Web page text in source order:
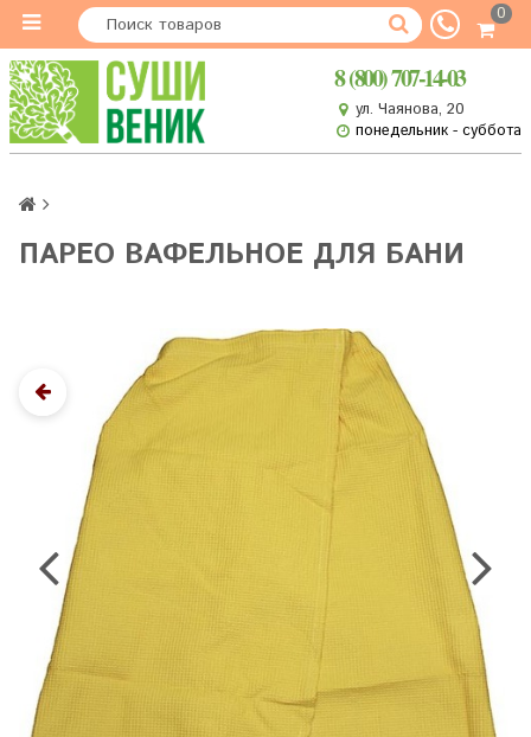
0
8 (800) 707-14-03
ул. Чаянова, 20
понедельник - суббота
ПАРЕО ВАФЕЛЬНОЕ ДЛЯ БАНИ